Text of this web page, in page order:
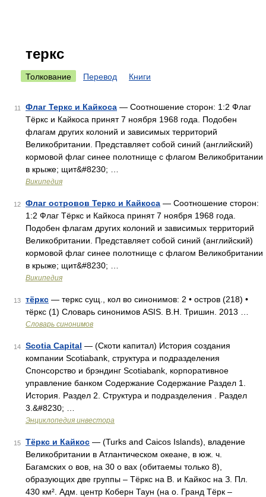
теркс
Толкование Перевод Книги
11 Флаг Теркс и Кайкоса — Соотношение сторон: 1:2 Флаг
Тёркс и Кайкоса принят 7 ноября 1968 года. Подобен
флагам других колоний и зависимых территорий
Великобритании. Представляет собой синий (английский)
кормовой флаг синее полотнище с флагом Великобритании
в крыже; щит&#8230; …
Википедия
12 Флаг островов Теркс и Кайкоса — Соотношение сторон:
1:2 Флаг Тёркс и Кайкоса принят 7 ноября 1968 года.
Подобен флагам других колоний и зависимых территорий
Великобритании. Представляет собой синий (английский)
кормовой флаг синее полотнище с флагом Великобритании
в крыже; щит&#8230; …
Википедия
13 тёркс — теркс сущ., кол во синонимов: 2 • остров (218) •
тёркс (1) Словарь синонимов ASIS. В.Н. Тришин. 2013 …
Словарь синонимов
14 Scotia Capital — (Скоти капитал) История создания
компании Scotiabank, структура и подразделения
Спонсорство и брэндинг Scotiabank, корпоративное
управление банком Содержание Содержание Раздел 1.
История. Раздел 2. Структура и подразделения . Раздел
3.&#8230; …
Энциклопедия инвестора
15 Тёркс и Кайкос — (Turks and Caicos Islands), владение
Великобритании в Атлантическом океане, в юж. ч.
Багамских о вов, на 30 о вах (обитаемы только 8),
образующих две группы – Тёркс на В. и Кайкос на З. Пл.
430 км². Адм. центр Коберн Таун (на о. Гранд Тёрк –